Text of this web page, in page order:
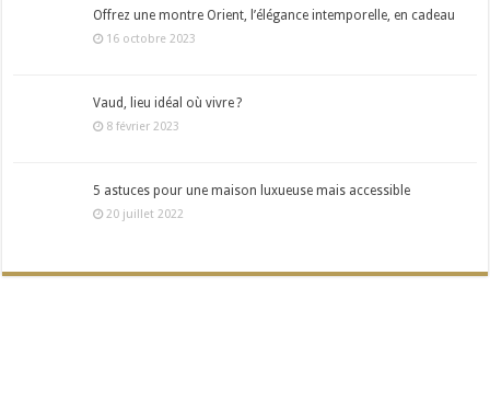
Offrez une montre Orient, l’élégance intemporelle, en cadeau
16 octobre 2023
Vaud, lieu idéal où vivre ?
8 février 2023
5 astuces pour une maison luxueuse mais accessible
20 juillet 2022